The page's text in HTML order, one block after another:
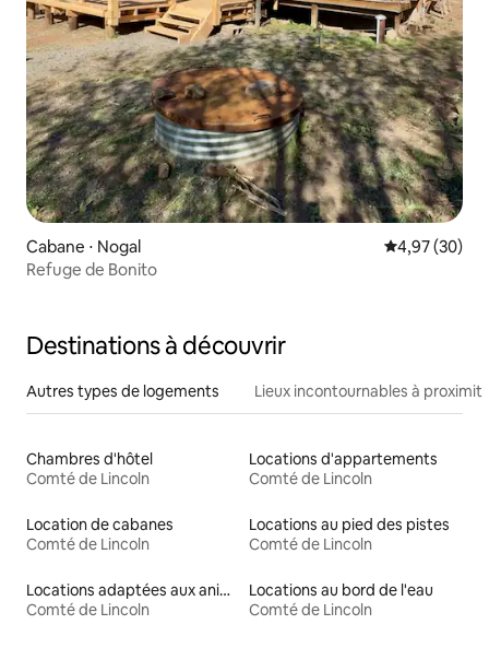
Cabane ⋅ Nogal Évaluation
4,97 (30)
Refuge de Bonito
Destinations à découvrir
Autres types de logements Lieux incontournables à
Chambres d'hôtel
Comté de Lincoln
Locations d'appartements
Comté de Lincoln
Location de cabanes
Comté de Lincoln
Locations au pied des pistes
Comté de Lincoln
Locations adaptées aux animaux
Comté de Lincoln
Locations au bord de l'eau
Comté de Lincoln